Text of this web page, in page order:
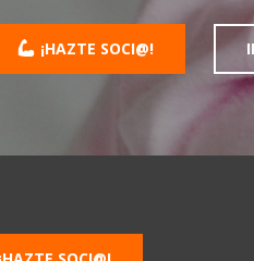
¡HAZTE SOCI@!